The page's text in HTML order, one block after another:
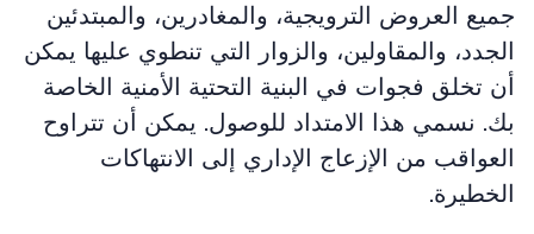
جميع العروض الترويجية، والمغادرين، والمبتدئين
الجدد، والمقاولين، والزوار التي تنطوي عليها يمكن
أن تخلق فجوات في البنية التحتية الأمنية الخاصة
بك. نسمي هذا الامتداد للوصول. يمكن أن تتراوح
العواقب من الإزعاج الإداري إلى الانتهاكات
الخطيرة.